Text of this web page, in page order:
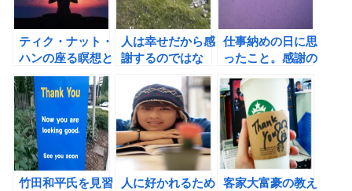
ティク・ナット・
ハンの座る瞑想と
歩く瞑想とは？
人は幸せだから感
謝するのではな
く、感謝が人を幸
せにする。（デヴ
ィット・スタイン
ドル・ラスト）
仕事納めの日に思
ったこと。感謝の
一年を振り返る！
竹田和平氏を見習
人に好かれるため 客家大富豪の教え